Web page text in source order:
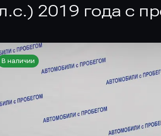
2019 года с
В наличии